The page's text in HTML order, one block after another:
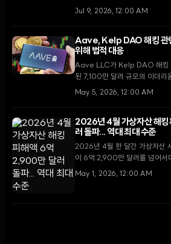
로 역대 최고치를 경신했으나,
Jul 9, 2026, 12:00 AM
Aave, Kelp DAO 해킹 관
위해 법적 대응
Aave LLC가 Kelp DAO 해킹
된 7,100만 달러 규모의 이더리
절차에 착수했다. 이번 사건은
May 5, 2026, 12:00 AM
2026년 4월 가상자산 해
러 돌파... 역대 최대 수준
2026년 4월 한 달간 가상자산
이 6억 2,900만 달러를 넘어서
록했다. 이는 올해 1분기 전체 피
May 1, 2026, 12:00 AM